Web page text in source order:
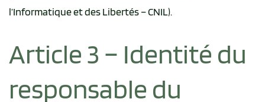
l’Informatique et des Libertés – CNIL).
Article 3 – Identité du
responsable du